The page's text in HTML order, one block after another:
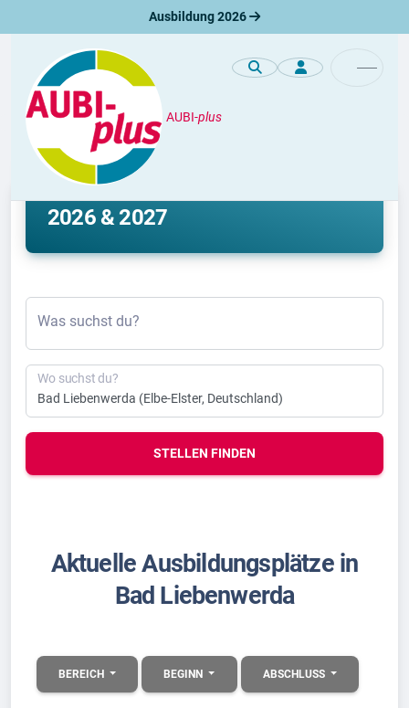
Ausbildung 2026
AUBI-plus
Ausbildung
Ausbildung Bad Liebenwerda
2026 & 2027
Was suchst du?
Wo suchst du?
STELLEN FINDEN
Aktuelle Ausbildungsplätze in
Bad Liebenwerda
BEREICH BEGINN ABSCHLUSS